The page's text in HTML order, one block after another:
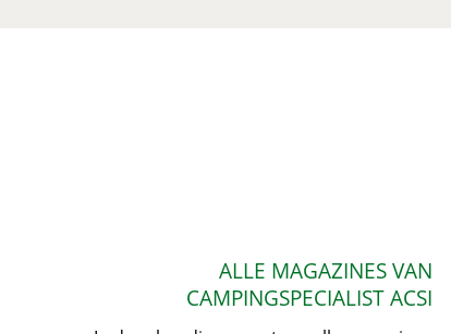
ALLE MAGAZINES VAN
CAMPINGSPECIALIST ACSI